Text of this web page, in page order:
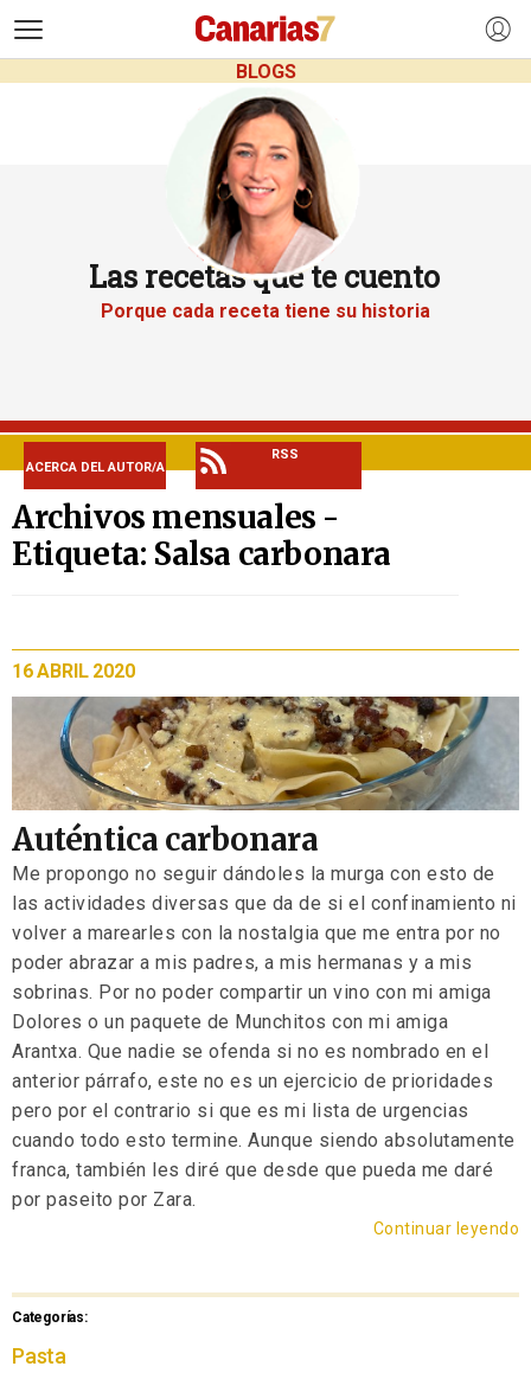
BLOGS
Las recetas que te cuento
Porque cada receta tiene su historia
ACERCA DEL AUTOR/A
RSS
Archivos mensuales -
Etiqueta: Salsa carbonara
16 ABRIL 2020
Auténtica carbonara
Me propongo no seguir dándoles la murga con esto de
las actividades diversas que da de si el confinamiento ni
volver a marearles con la nostalgia que me entra por no
poder abrazar a mis padres, a mis hermanas y a mis
sobrinas. Por no poder compartir un vino con mi amiga
Dolores o un paquete de Munchitos con mi amiga
Arantxa. Que nadie se ofenda si no es nombrado en el
anterior párrafo, este no es un ejercicio de prioridades
pero por el contrario si que es mi lista de urgencias
cuando todo esto termine. Aunque siendo absolutamente
franca, también les diré que desde que pueda me daré
por paseito por Zara.
Continuar leyendo
Categorías:
Pasta